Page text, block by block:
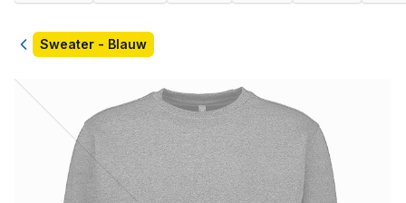
TerugSweater - Blauw